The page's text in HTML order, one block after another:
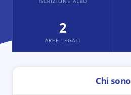
2
AREE LEGALI
Chi sono